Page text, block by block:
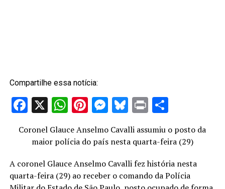
Compartilhe essa notícia:
Facebook
X WhatsApp
Pinterest
Messenger
Bluesky
PrintShare
Coronel Glauce Anselmo Cavalli assumiu o posto da
maior polícia do país nesta quarta-feira (29)
A coronel Glauce Anselmo Cavalli fez história nesta
quarta-feira (29) ao receber o comando da Polícia